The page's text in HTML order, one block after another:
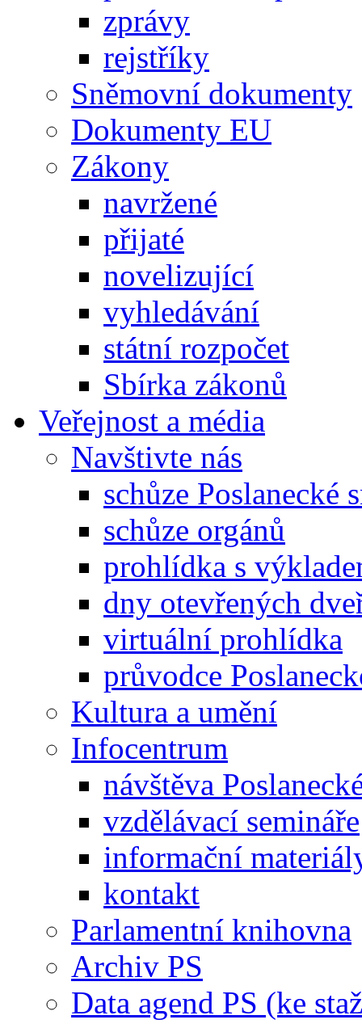
zprávy
rejstříky
Sněmovní dokumenty
Dokumenty EU
Zákony
navržené
přijaté
novelizující
vyhledávání
státní rozpočet
Sbírka zákonů
Veřejnost a média
Navštivte nás
schůze Poslanecké
schůze orgánů
prohlídka s
dny otevřených
virtuální prohlídka
průvodce
Kultura a umění
Infocentrum
návštěva
vzdělávací semináře
informační
kontakt
Parlamentní knihovna
Archiv PS
Data agend PS (ke